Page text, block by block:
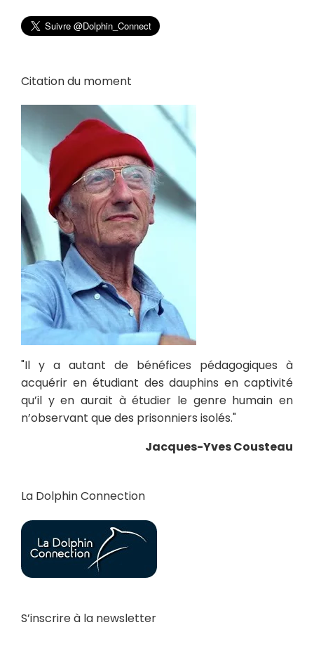
Citation du moment
"Il y a autant de bénéfices pédagogiques à
acquérir en étudiant des dauphins en captivité
qu’il y en aurait à étudier le genre humain en
n’observant que des prisonniers isolés."
Jacques-Yves Cousteau
La Dolphin Connection
S’inscrire à la newsletter